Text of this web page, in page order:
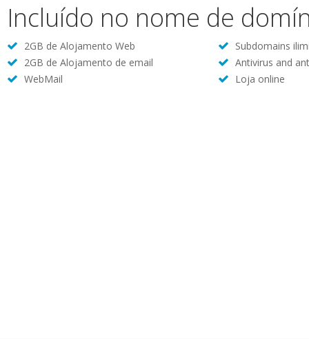
Incluído no nome de
2GB de Alojamento Web
Subdomains
2GB de Alojamento de email
Antivirus and
WebMail
Loja online